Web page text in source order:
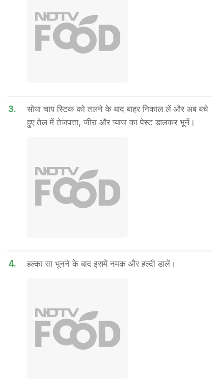
3.
सोया चाप स्टिक को तलने के बाद बाहर निकाल लें और अब बचे
हुए तेल में तेजपत्ता, जीरा और प्याज का पेस्ट डालकर भूनें।
4. हल्का सा भूनने के बाद इसमें नमक और हल्दी डालें।